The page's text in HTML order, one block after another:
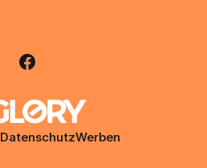
DatenschutzWerben